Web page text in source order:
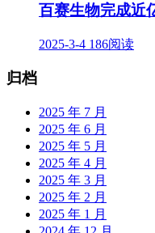
百赛生物完成近
2025-3-4 186阅读
归档
2025 年 7 月
2025 年 6 月
2025 年 5 月
2025 年 4 月
2025 年 3 月
2025 年 2 月
2025 年 1 月